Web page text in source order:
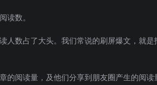
读数。
人数占了大头。我们常说的刷屏爆文，就是
的阅读量，及他们分享到朋友圈产生的阅读